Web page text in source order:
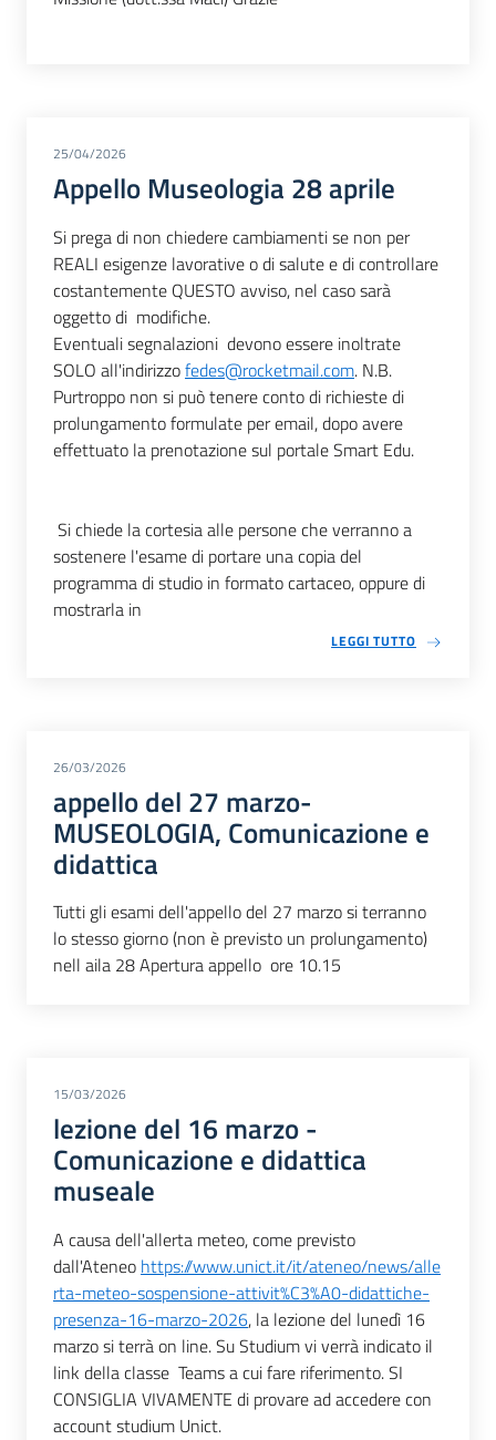
25/04/2026
Appello Museologia 28 aprile
Si prega di non chiedere cambiamenti se non per
REALI esigenze lavorative o di salute e di controllare
costantemente QUESTO avviso, nel caso sarà
oggetto di modifiche.
Eventuali segnalazioni devono essere inoltrate
SOLO all'indirizzofedes@rocketmail.com. N.B.
Purtroppo non si può tenere conto di richieste di
prolungamento formulate per email, dopo avere
effettuato la prenotazione sul portale Smart Edu.
Si chiede la cortesia alle persone che verranno a
sostenere l'esame di portare una copia del
programma di studio in formato cartaceo, oppure di
mostrarla in
LEGGI TUTTO
26/03/2026
appello del 27 marzo-
MUSEOLOGIA, Comunicazione e
didattica
Tutti gli esami dell'appello del 27 marzo si terranno
lo stesso giorno (non è previsto un prolungamento)
nell aila 28 Apertura appello ore 10.15
15/03/2026
lezione del 16 marzo -
Comunicazione e didattica
museale
A causa dell'allerta meteo, come previsto
dall'Ateneo https://www.unict.it/it/ateneo/news/alle
rta-meteo-sospensione-attivit%C3%A0-didattiche-
presenza-16-marzo-2026, la lezione del lunedì 16
marzo si terrà on line. Su Studium vi verrà indicato il
link della classe Teams a cui fare riferimento. SI
CONSIGLIA VIVAMENTE di provare ad accedere con
account studium Unict.